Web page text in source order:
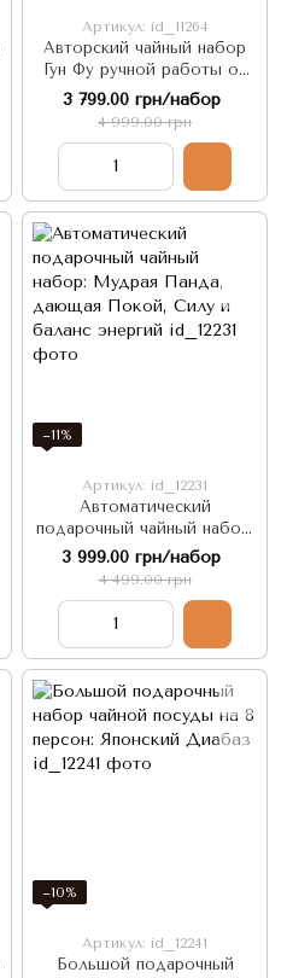
Артикул: id_11264
Авторский чайный набор
Гун Фу ручной работы от
Мастера Чжэн Шаовэй -
Древний Дракон Династии
Мин, Китай
3 799.00 грн/набор
4 999.00 грн
−11%
Артикул: id_12231
Автоматический
подарочный чайный набор:
Мудрая Панда, дающая
Покой, Силу и баланс
энергий
3 999.00 грн/набор
4 499.00 грн
−10%
Артикул: id_12241
Большой подарочный